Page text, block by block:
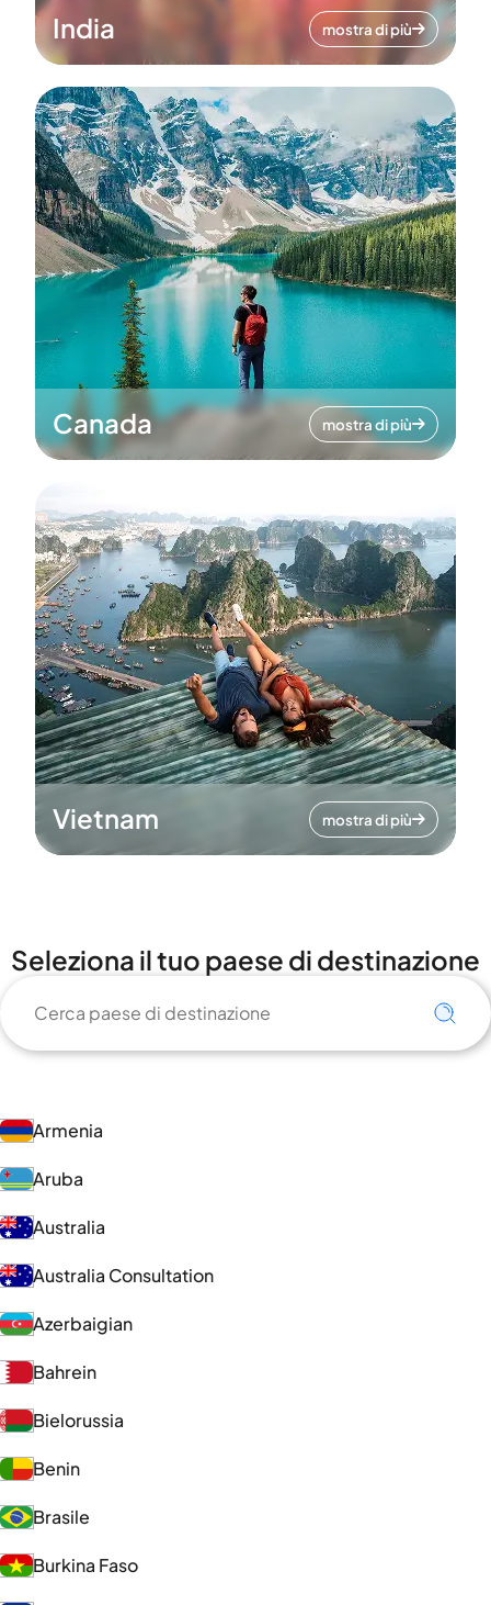
India mostra di più
Canada mostra di più
Vietnam mostra di più
Seleziona il tuo paese di destinazione
Armenia
Aruba
Australia
Australia Consultation
Azerbaigian
Bahrein
Bielorussia
Benin
Brasile
Burkina Faso